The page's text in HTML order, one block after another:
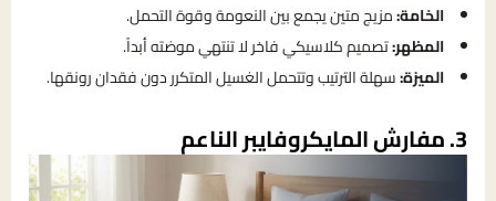
الخامة:مزيج متين يجمع بين النعومة وقوة التحمل.
المظهر:تصميم كلاسيكي فاخر لا تنتهي موضته أبداً.
الميزة:سهلة الترتيب وتتحمل الغسيل المتكرر دون فقدان رونقها.
3. مفارش المايكروفايبر الناعم